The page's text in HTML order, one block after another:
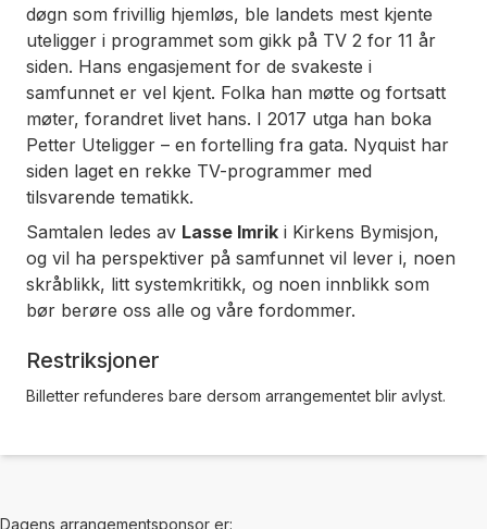
døgn som frivillig hjemløs, ble landets mest kjente
uteligger i programmet som gikk på TV 2 for 11 år
siden. Hans engasjement for de svakeste i
samfunnet er vel kjent. Folka han møtte og fortsatt
møter, forandret livet hans. I 2017 utga han boka
Petter Uteligger – en fortelling fra gata. Nyquist har
siden laget en rekke TV-programmer med
tilsvarende tematikk.
Samtalen ledes av Lasse Imrik i Kirkens Bymisjon,
og vil ha perspektiver på samfunnet vil lever i, noen
skråblikk, litt systemkritikk, og noen innblikk som
bør berøre oss alle og våre fordommer.
Restriksjoner
Billetter refunderes bare dersom arrangementet blir avlyst.
Dagens arrangementsponsor er: